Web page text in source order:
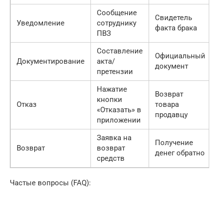
Уведомление
Сообщение
сотруднику
ПВЗ
Свидетель
факта брака
Документирование
Составление
акта/
претензии
Официальный
документ
Отказ
Нажатие
кнопки
«Отказать» в
приложении
Возврат
товара
продавцу
Возврат
Заявка на
возврат
средств
Получение
денег обратно
Частые вопросы (FAQ):